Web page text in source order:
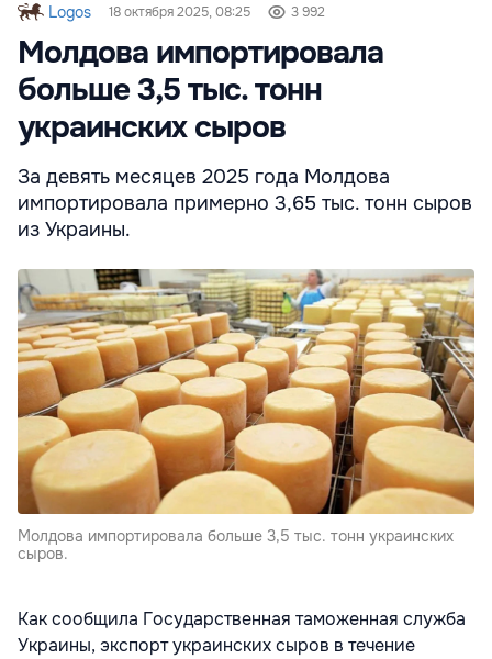
Logos 18 октября 2025, 08:25 3 992
Молдова импортировала
больше 3,5 тыс. тонн
украинских сыров
За девять месяцев 2025 года Молдова
импортировала примерно 3,65 тыс. тонн сыров
из Украины.
Молдова импортировала больше 3,5 тыс. тонн украинских
сыров.
Как сообщила Государственная таможенная служба
Украины, экспорт украинских сыров в течение